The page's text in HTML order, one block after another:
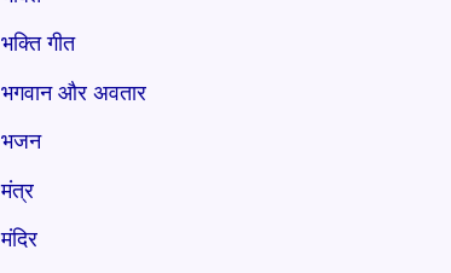
भक्ति गीत
भगवान और अवतार
भजन
मंत्र
मंदिर